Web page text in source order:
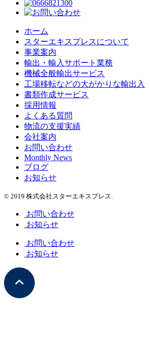
ホーム
スターエキスプレスについて
事業案内
輸出・輸入サポート業務
機械全般輸出サービス
工場移転などの大がかりな輸出入
書類作成サービス
採用情報
よくある質問
物流の支援実績
会社案内
お問い合わせ
Monthly News
ブログ
お知らせ
© 2019 株式会社スターエキスプレス.
お問い合わせ
お知らせ
お問い合わせ
お知らせ